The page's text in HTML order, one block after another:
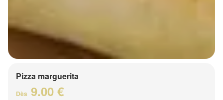
Pizza marguerita
Dès 9.00 €